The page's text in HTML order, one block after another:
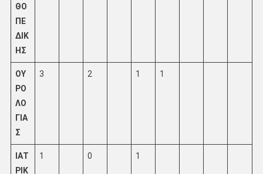
ΘΟ
ΠΕ
ΔΙΚ
ΗΣ
ΟΥ
ΡΟ
ΛΟ
ΓΙΑ
Σ
3 2 1 1
ΙΑΤ
ΡΙΚ
1 0 1